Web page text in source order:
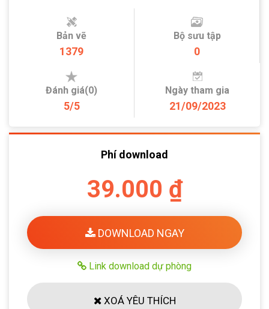
Bản vẽ
1379
Bộ sưu tập
0
Đánh giá(0)
5/5
Ngày tham gia
21/09/2023
Phí download
39.000 ₫
DOWNLOAD NGAY
Link download dự phòng
XOÁ YÊU THÍCH